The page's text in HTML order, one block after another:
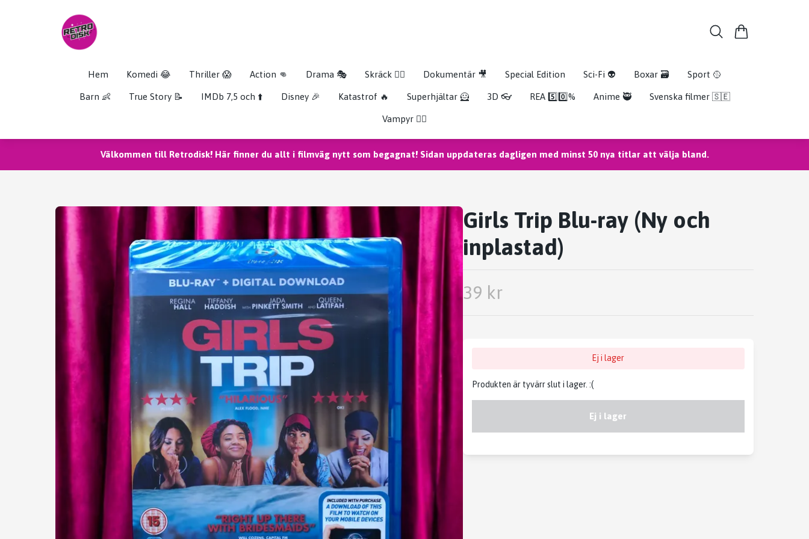
Hem Komedi 😂 Thriller 😱 Action 👊 Drama 🎭 Skräck 🧟‍♂️ Dokumentär 🎥 Special Edition Sci-Fi 👽 Boxar 🗃️ Sport 🥎
Barn 👶 True Story 📝 IMDb 7,5 och ⬆️ Disney 🎉 Katastrof 🔥 Superhjältar 🦸 3D 👓 REA 5️⃣0️⃣% Anime 🥷 Svenska filmer 🇸🇪
Vampyr 🧛‍♀️
Välkommen till Retrodisk! Här finner du allt i filmväg nytt som begagnat! Sidan uppdateras dagligen med minst 50 nya titlar att välja bland.
Girls Trip Blu-ray (Ny och
inplastad)
39 kr
Ej i lager
Produkten är tyvärr slut i lager. :(
Ej i lager